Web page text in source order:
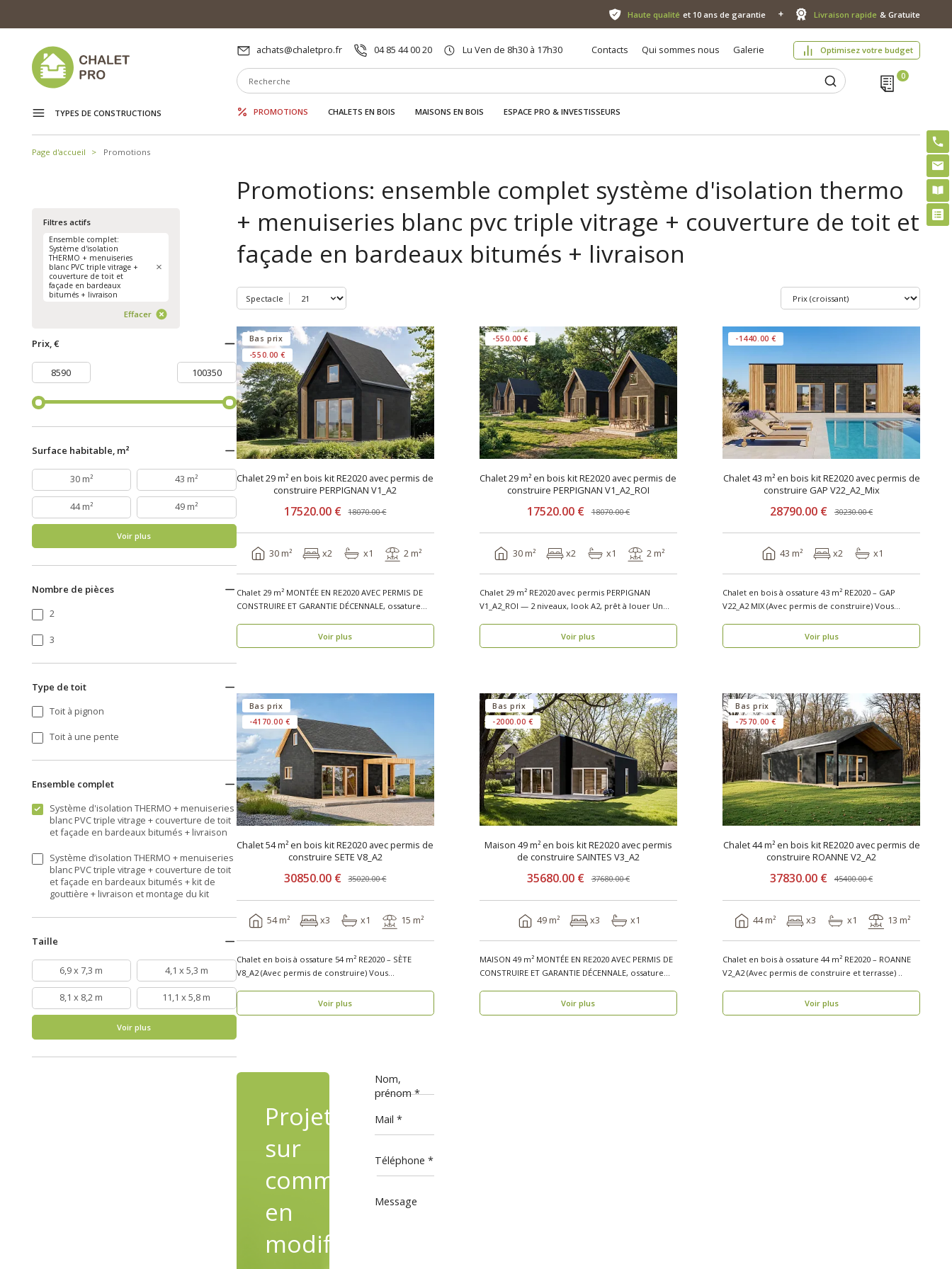
Haute qualité et 10 ans de garantie Livraison rapide & Gratuite
achats@chaletpro.fr 04 85 44 00 20 Lu Ven de 8h30 à 17h30 Contacts Qui sommes nous Galerie Optimisez votre budget
TYPES DE CONSTRUCTIONS PROMOTIONS CHALETS EN BOIS MAISONS EN BOIS ESPACE PRO & INVESTISSEURS
Page d'accueil Promotions
Filtres actifs
Ensemble complet:
Système d'isolation
THERMO + menuiseries
blanc PVC triple vitrage +
couverture de toit et
façade en bardeaux
bitumés + livraison
Effacer
Prix, €
Surface habitable, m²
30 m² 43 m²
44 m² 49 m²
Voir plus
Nombre de pièces
2
3
Type de toit
Toit à pignon
Toit à une pente
Ensemble complet
Système d'isolation THERMO + menuiseries
blanc PVC triple vitrage + couverture de toit
et façade en bardeaux bitumés + livraison
Système d’isolation THERMO + menuiseries
blanc PVC triple vitrage + couverture de toit
et façade en bardeaux bitumés + kit de
gouttière + livraison et montage du kit
Taille
6,9 x 7,3 m 4,1 x 5,3 m
8,1 x 8,2 m 11,1 x 5,8 m
Voir plus
Promotions: ensemble complet système d'isolation thermo
+ menuiseries blanc pvc triple vitrage + couverture de toit et
façade en bardeaux bitumés + livraison
Spectacle
Bas prix
-550.00 €
Chalet 29 m² en bois kit RE2020 avec permis de
construire PERPIGNAN V1_A2
17520.00 € 18070.00 €
30 m² x2 x1 2 m²
Chalet 29 m² MONTÉE EN RE2020 AVEC PERMIS DE
CONSTRUIRE ET GARANTIE DÉCENNALE, ossature
Voir plus
-550.00 €
Chalet 29 m² en bois kit RE2020 avec permis de
construire PERPIGNAN V1_A2_ROI
17520.00 € 18070.00 €
30 m² x2 x1 2 m²
Chalet 29 m² RE2020 avec permis PERPIGNAN
V1_A2_ROI — 2 niveaux, look A2, prêt à louer Un
Voir plus
-1440.00 €
Chalet 43 m² en bois kit RE2020 avec permis de
construire GAP V22_A2_Mix
28790.00 € 30230.00 €
43 m² x2 x1
Chalet en bois à ossature 43 m² RE2020 – GAP
V22_A2 MIX (Avec permis de construire) Vous
Voir plus
Bas prix
-4170.00 €
Chalet 54 m² en bois kit RE2020 avec permis de
construire SETE V8_A2
30850.00 € 35020.00 €
54 m² x3 x1 15 m²
Chalet en bois à ossature 54 m² RE2020 – SÈTE
V8_A2 (Avec permis de construire) Vous
Voir plus
Bas prix
-2000.00 €
Maison 49 m² en bois kit RE2020 avec permis
de construire SAINTES V3_A2
35680.00 € 37680.00 €
49 m² x3 x1
MAISON 49 m² MONTÉE EN RE2020 AVEC PERMIS DE
CONSTRUIRE ET GARANTIE DÉCENNALE, ossature
Voir plus
Bas prix
-7570.00 €
Chalet 44 m² en bois kit RE2020 avec permis de
construire ROANNE V2_A2
37830.00 € 45400.00 €
44 m² x3 x1 13 m²
Chalet en bois à ossature 44 m² RE2020 – ROANNE
Voir plus
Projets
sur
commande,
en
modifiant
Nom,
prénom
Mail
Téléphone
Message